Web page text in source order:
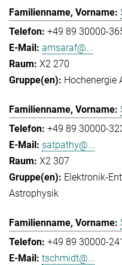
+49 89 30000-
amsaraf@...
X2 270
Hochenergie
+49 89 30000-
satpathy@...
X2 307
Elektronik-
Astrophysik
+49 89 30000-
tschmidt@...